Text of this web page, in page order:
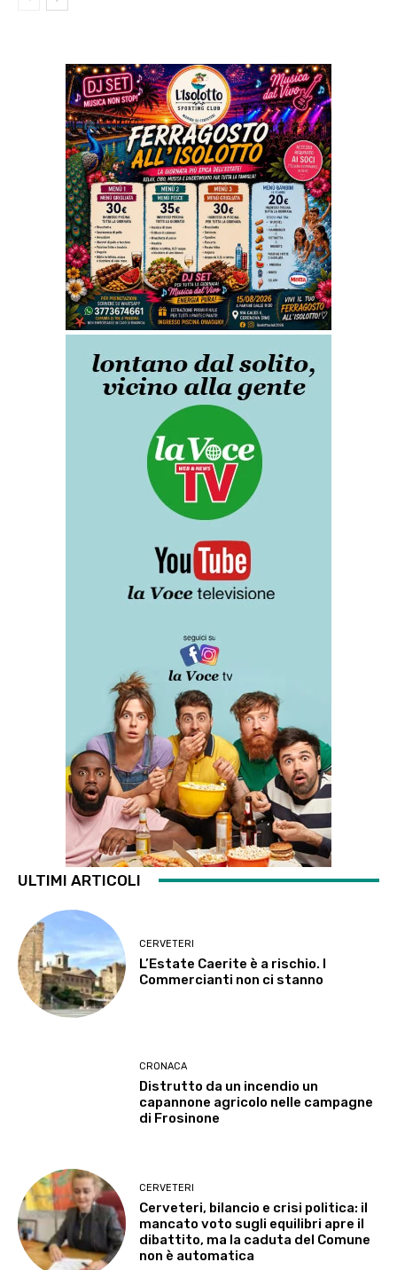
ULTIMI ARTICOLI
CERVETERI
L’Estate Caerite è a rischio. I
Commercianti non ci stanno
CRONACA
Distrutto da un incendio un
capannone agricolo nelle campagne
di Frosinone
CERVETERI
Cerveteri, bilancio e crisi politica: il
mancato voto sugli equilibri apre il
dibattito, ma la caduta del Comune
non è automatica